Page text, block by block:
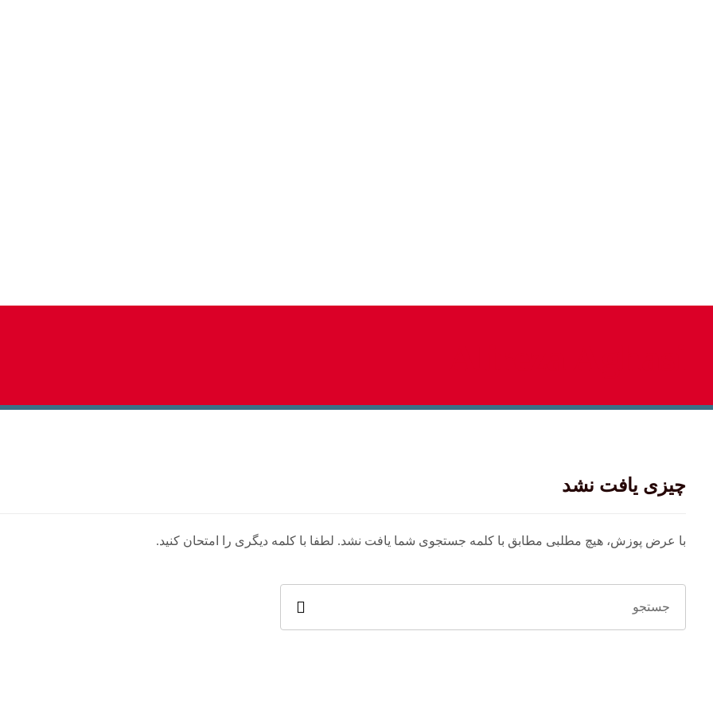
چیزی یافت نشد
با عرض پوزش، هیچ مطلبی مطابق با کلمه جستجوی شما یافت نشد. لطفا با کلمه دیگری را امتحان کنید.